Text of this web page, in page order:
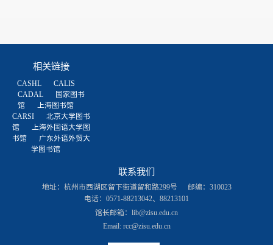
相关链接
CASHL
CALIS
CADAL
国家图书
馆
上海图书馆
CARSI
北京大学图书
馆
上海外国语大学图
书馆
广东外语外贸大
学图书馆
联系我们
地址：杭州市西湖区留下街道留和路299号
邮编：310023
电话：0571-88213042、88213101
馆长邮箱： lib@zisu.edu.cn
Email: rcc@zisu.edu.cn